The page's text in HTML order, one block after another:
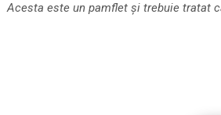
Acesta este un pamflet și trebuie tratat